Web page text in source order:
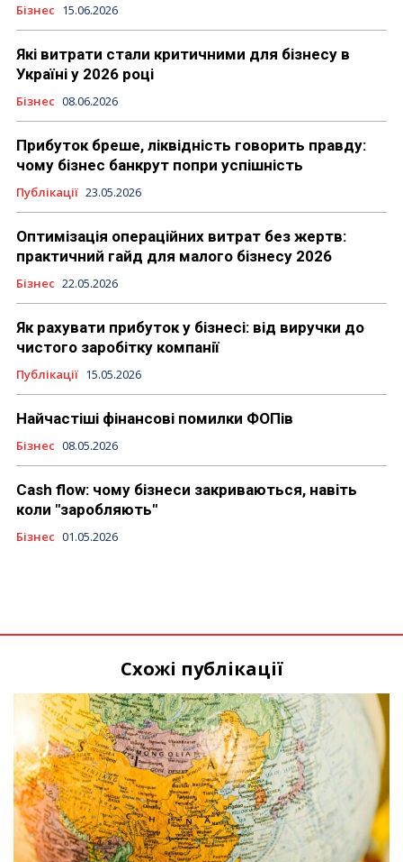
Бізнес 15.06.2026
Які витрати стали критичними для бізнесу в
Україні у 2026 році
Бізнес 08.06.2026
Прибуток бреше, ліквідність говорить правду:
чому бізнес банкрут попри успішність
Публікації 23.05.2026
Оптимізація операційних витрат без жертв:
практичний гайд для малого бізнесу 2026
Бізнес 22.05.2026
Як рахувати прибуток у бізнесі: від виручки до
чистого заробітку компанії
Публікації 15.05.2026
Найчастіші фінансові помилки ФОПів
Бізнес 08.05.2026
Cash flow: чому бізнеси закриваються, навіть
коли "заробляють"
Бізнес 01.05.2026
Схожі публікації